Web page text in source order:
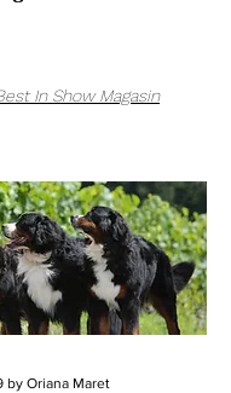
In Show Magasin
by Oriana Maret